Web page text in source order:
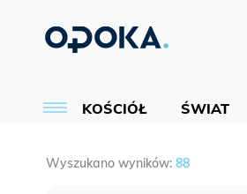
KOŚCIÓŁ ŚWIAT
Wyszukano wyników: 88